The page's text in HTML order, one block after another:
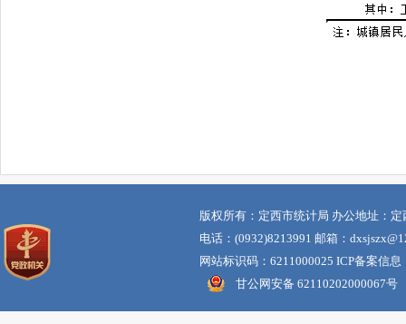
版权所有：定西市统计局 办公地址：
电话：(0932)8213991 邮箱：
网站标识码：6211000025 ICP备案信息
甘公网安备 62110202000067号